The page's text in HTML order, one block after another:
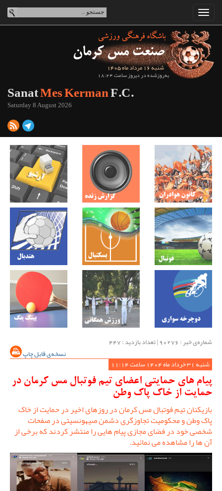
شنبه 16 مرداد ماه 1405
به‌روزشده در دیروز ساعت 18:24
SanatMes KermanF.C.
Saturday 8 August 2026
شماره‌ی خبر : ‌90276 | تعداد بازدید : 447
نسخه‌ی قابل چاپ
شنبه 31 خرداد ماه 1404 ساعت 11:14
پیام های حمایتی اعضای تیم فوتبال مس کرمان در
حمایت از خاک پاک وطن
بازیکنان تیم فوتبال مس کرمان در روزهای اخیر در حمایت از خاک
پاک وطن و محکومیت تجاوزگری دشمن صیهونسیتی در صفحات
شخصی خود در فضای مجازی پیام هایی را منتشر کردند که برخی از
آن ها را مشاهده می نمائید.